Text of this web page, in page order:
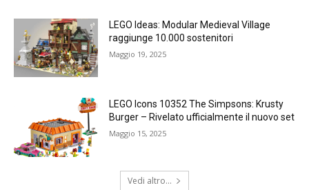
LEGO Ideas: Modular Medieval Village
raggiunge 10.000 sostenitori
Maggio 19, 2025
LEGO Icons 10352 The Simpsons: Krusty
Burger – Rivelato ufficialmente il nuovo set
Maggio 15, 2025
Vedi altro...